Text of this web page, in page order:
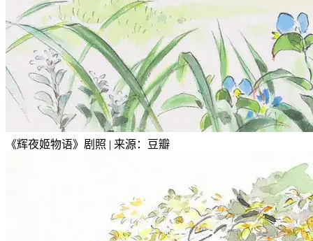
《辉夜姬物语》剧照 | 来源：豆瓣